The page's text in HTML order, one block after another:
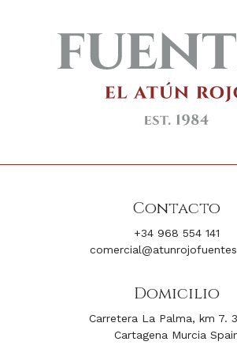
Contacto
+34 968 554 141
Domicilio
Carretera La Palma, km 7.
Cartagena Murcia